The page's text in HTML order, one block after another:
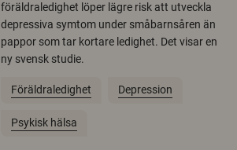
föräldraledighet löper lägre risk att utveckla
depressiva symtom under småbarnsåren än
pappor som tar kortare ledighet. Det visar en
ny svensk studie.
Föräldraledighet Depression
Psykisk hälsa